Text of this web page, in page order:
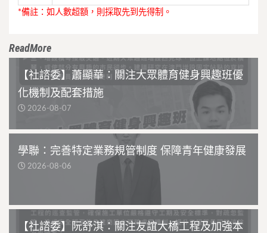
*備註：如人數超額，則採取先到先得制。
ReadMore
【社諮委】蕭顯華：關注大眾體育健身興趣班優
化機制及配套措施
2026-08-07
學聯：完善特定業務規管制度 保障青年健康發展
2026-08-06
【社諮委】阮舒淇：關注友誼大橋工程及加強本